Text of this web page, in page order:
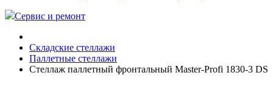
Сервис и ремонт
Складские стеллажи
Паллетные стеллажи
Стеллаж паллетный фронтальный Master-Profi 1830-3 DS